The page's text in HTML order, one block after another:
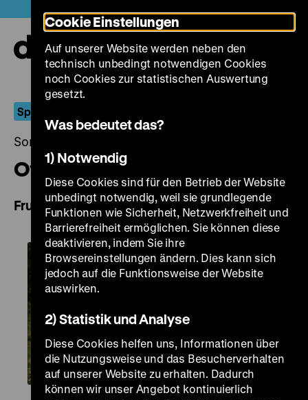
zum
Seiteninhalt
springen
Sprengmeisterin
Sonntag, 26. November 2023, 18.30 Uhr
Ovoce stromů rajských jíme
Fruit of Paradise
Cookie Einstellungen
Auf unserer Website werden neben den
technisch unbedingt notwendigen Cookies
noch Cookies zur statistischen Auswertung
gesetzt.
Was bedeutet das?
1) Notwendig
Diese Cookies sind für den Betrieb der Website
unbedingt notwendig, weil sie grundlegende
Funktionen wie Sicherheit, Netzwerkfreiheit und
Barrierefreiheit ermöglichen. Sie können diese
deaktivieren, indem Sie ihre
Browsereinstellungen ändern. Dies kann sich
jedoch auf die Funktionsweise der Website
auswirken.
2) Statistik und Analyse
Diese Cookies helfen uns, Informationen über
die Nutzungsweise und das Besucherverhalten
auf unserer Website zu erhalten. Dadurch
können wir unser Angebot kontinuierlich